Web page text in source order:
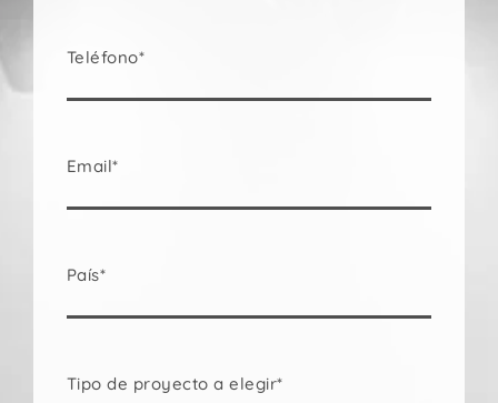
Teléfono*
Email*
País*
Tipo de proyecto a elegir*